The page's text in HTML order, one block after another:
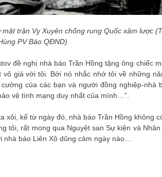
trận Vỵ Xuyên chống rung Quốc xâm lược
PV Báo QĐND)
đề nghị nhà báo Trần Hồng tặng ông chiếc
giá với tôi. Bởi nó nhắc nhớ tôi về những
của các bạn và người đồng nghiệp-nhà
vệ tính mạng duy nhất của mình…”.
xôi, kể từ ngày đó, nhà báo Trần Hồng không
tôi, rất mong qua Nguyệt san Sự kiện và
báo Liên Xô dũng cảm ngày nào…